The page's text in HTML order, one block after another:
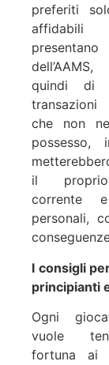
preferiti
presentano
quindi di
che non
possesso,
il
corrente
personali,
I consigli
principianti
Ogni
vuole
fortuna ai